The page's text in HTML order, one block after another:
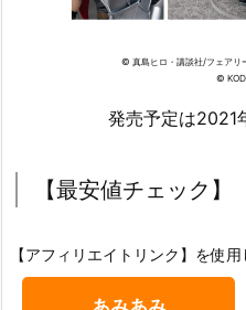
© 真島ヒロ・講談社/フェアリ
©
発売予定は2021
【最安値チェック】
【アフィリエイトリンク】を使